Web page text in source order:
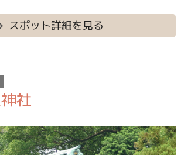
スポット詳細を見る
社